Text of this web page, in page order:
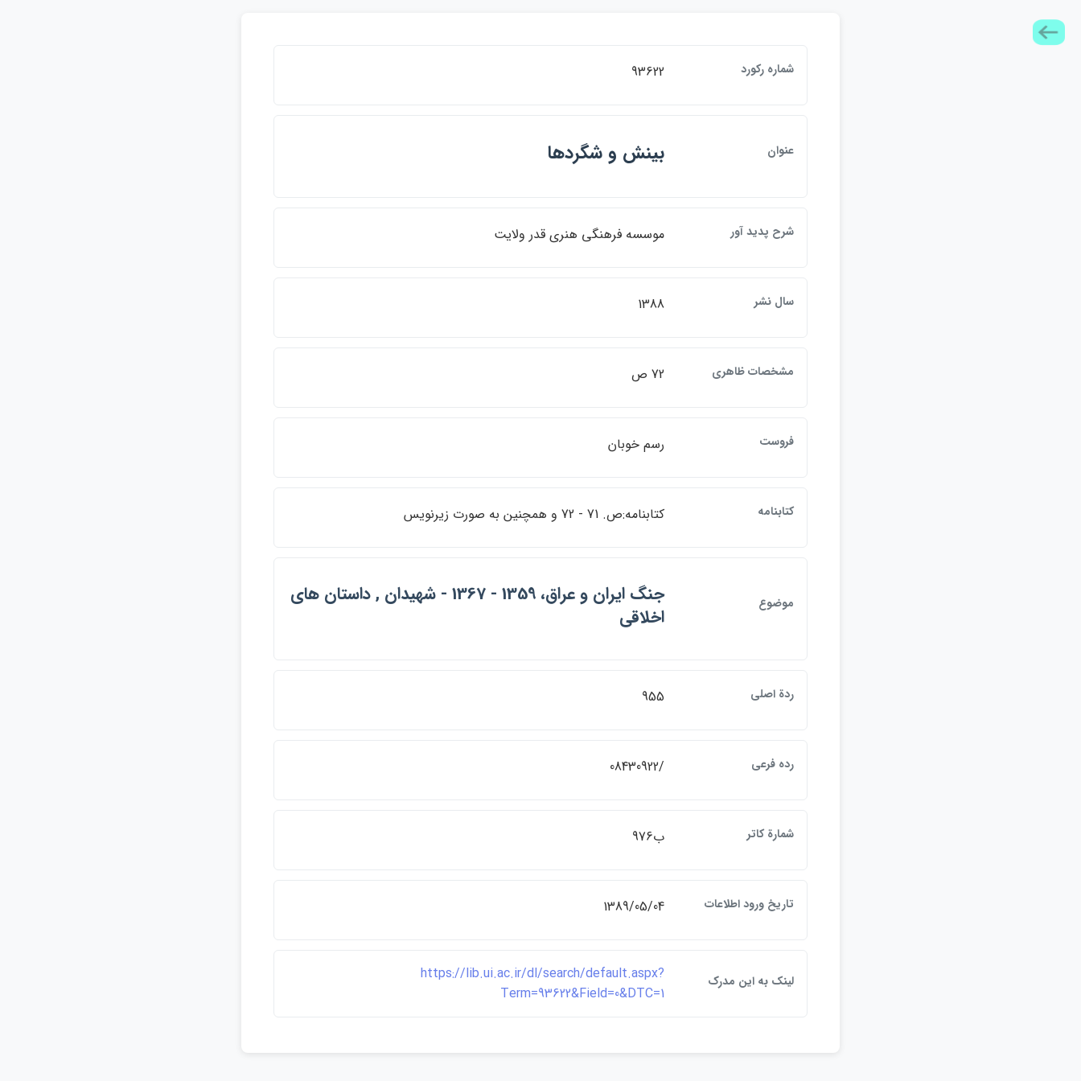
شماره ركورد 93622
عنوان بينش و شگردها
شرح پديد آور موسسه فرهنگي هنري قدر ولايت
سال نشر 1388
مشخصات ظاهري 72 ص
فروست رسم خوبان
كتابنامه كتابنامه:ص. 71 - 72 و همچنين به صورت زيرنويس
موضوع
جنگ ايران و عراق، 1359 - 1367 - شهيدان , داستان هاي
اخلاقي
ردة اصلي 955
رده فرعي /08430922
شمارة كاتر ب976
تاريخ ورود اطلاعات 1389/05/04
لينک به اين مدرک
https://lib.ui.ac.ir/dl/search/default.aspx?
Term=93622&Field=0&DTC=1